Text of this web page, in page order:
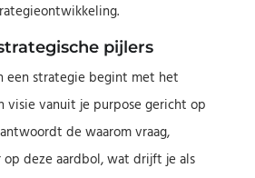
pijlers
een strategie begint met het
visie vanuit je purpose gericht op
de waarom vraag,
deze aardbol, wat drijft je als